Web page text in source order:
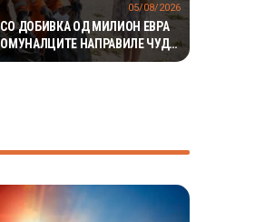
ДОБИВКА ОД МИЛИОН ЕВРА
НАПРАВИЛЕ ЧУДО
05/08/2026